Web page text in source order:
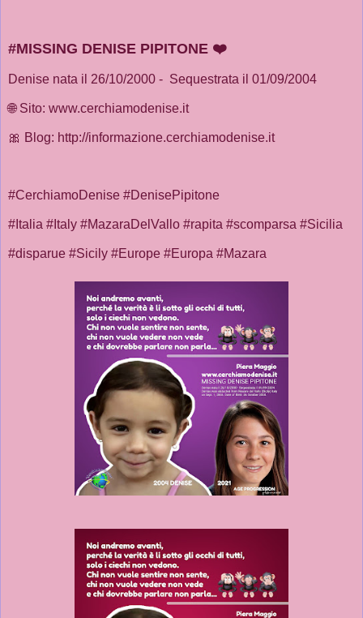
#MISSING DENISE PIPITONE ❤️
Denise nata il 26/10/2000 - Sequestrata il 01/09/2004
🌐 Sito: www.cerchiamodenise.it
🎀 Blog: http://informazione.cerchiamodenise.it
#CerchiamoDenise #DenisePipitone
#Italia #Italy #MazaraDelVallo #rapita #scomparsa #Sicilia
#disparue #Sicily #Europe #Europa #Mazara